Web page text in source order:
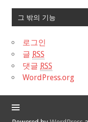
그 밖의 기능
로그인
글 RSS
댓글 RSS
WordPress.org